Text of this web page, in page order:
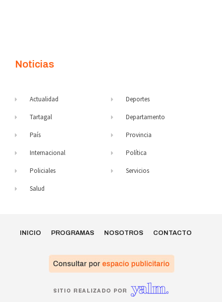
Noticias
Actualidad
Tartagal
País
Internacional
Policiales
Salud
Deportes
Departamento
Provincia
Política
Servicios
INICIO PROGRAMAS NOSOTROS CONTACTO